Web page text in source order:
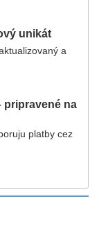
unikát
a
pripravené na
platby cez